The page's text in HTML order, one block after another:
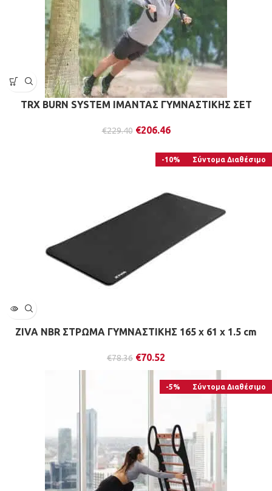
TRX BURN SYSTEM ΙΜΑΝΤΑΣ ΓΥΜΝΑΣΤΙΚΗΣ ΣΕΤ
€229.40 €206.46
-10% Σύντομα Διαθέσιμο
ZIVA NBR ΣΤΡΩΜΑ ΓΥΜΝΑΣΤΙΚΗΣ 165 x 61 x 1.5 cm
€78.36 €70.52
-5% Σύντομα Διαθέσιμο